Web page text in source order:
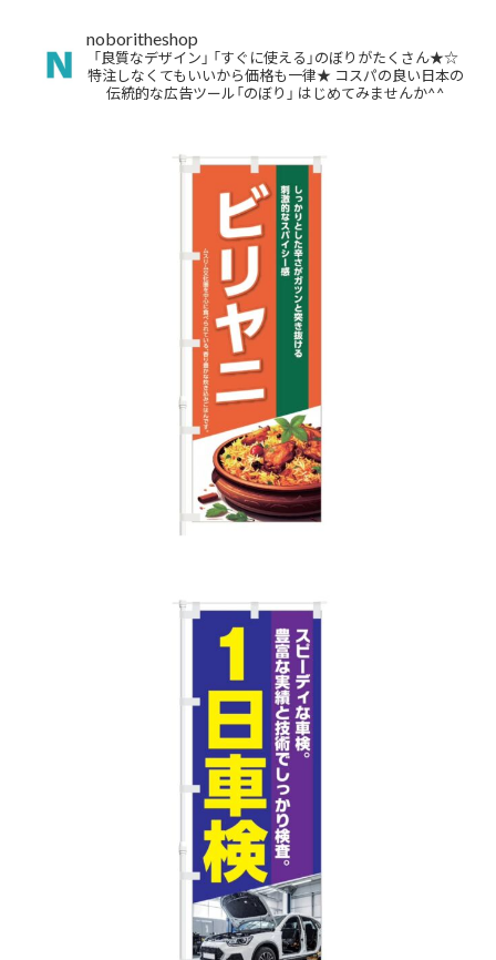
noboritheshop
「良質なデザイン」 「すぐに使える」のぼりがたくさん★☆
特注しなくてもいいから価格も一律★ コスパの良い日本の
伝統的な広告ツール「のぼり」 はじめてみませんか^^